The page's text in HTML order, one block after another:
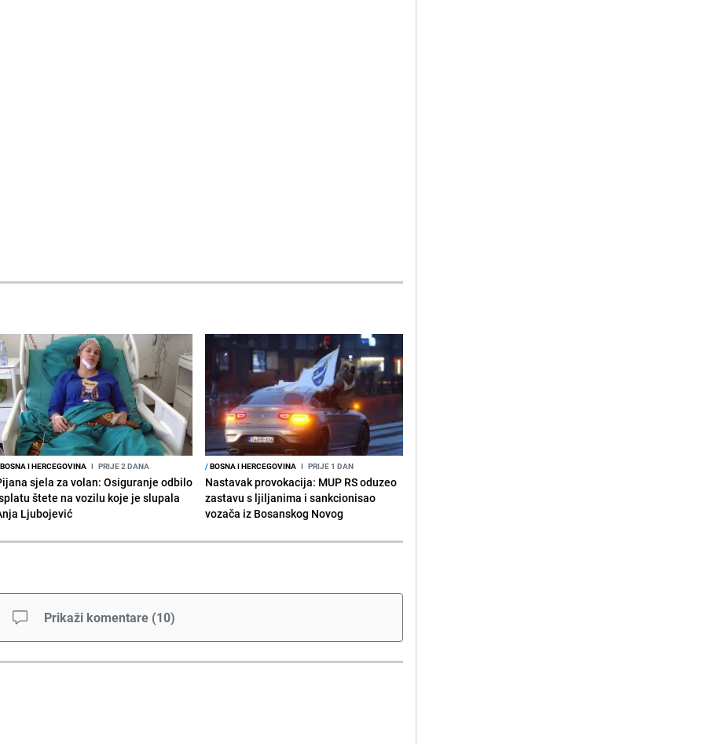
I HERCEGOVINA I PRIJE 2 DANA
sjela za volan: Osiguranje odbilo
štete na vozilu koje je slupala
Ljubojević
/BOSNA I HERCEGOVINA I PRIJE 1 DAN
Nastavak provokacija: MUP RS oduzeo
zastavu s ljiljanima i sankcionisao
vozača iz Bosanskog Novog
Prikaži komentare (10)